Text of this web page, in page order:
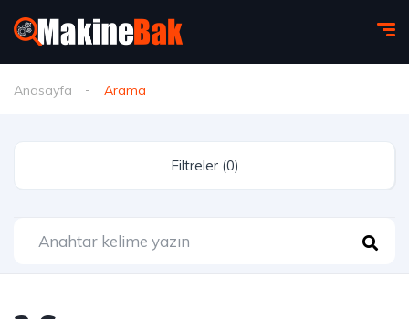
Anasayfa Arama
Filtreler (0)